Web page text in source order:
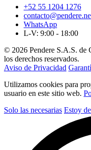
+52 55 1204 1276
WhatsApp
L-V: 9:00 - 18:00
© 2026 Pendere S.A.S. de
los derechos reservados.
Aviso de Privacidad
Utilizamos cookies para
usuario en este sitio web.
Solo las necesarias Estoy